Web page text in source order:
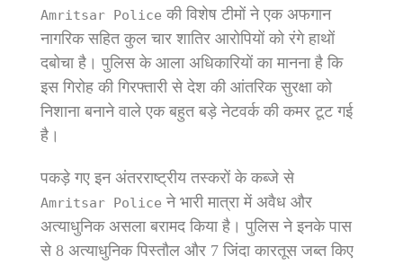
Amritsar Police की विशेष टीमों ने एक अफगान
नागरिक सहित कुल चार शातिर आरोपियों को रंगे हाथों
दबोचा है। पुलिस के आला अधिकारियों का मानना है कि
इस गिरोह की गिरफ्तारी से देश की आंतरिक सुरक्षा को
निशाना बनाने वाले एक बहुत बड़े नेटवर्क की कमर टूट गई
है।
पकड़े गए इन अंतरराष्ट्रीय तस्करों के कब्जे से
Amritsar Police ने भारी मात्रा में अवैध और
अत्याधुनिक असला बरामद किया है। पुलिस ने इनके पास
से 8 अत्याधुनिक पिस्तौल और 7 जिंदा कारतूस जब्त किए